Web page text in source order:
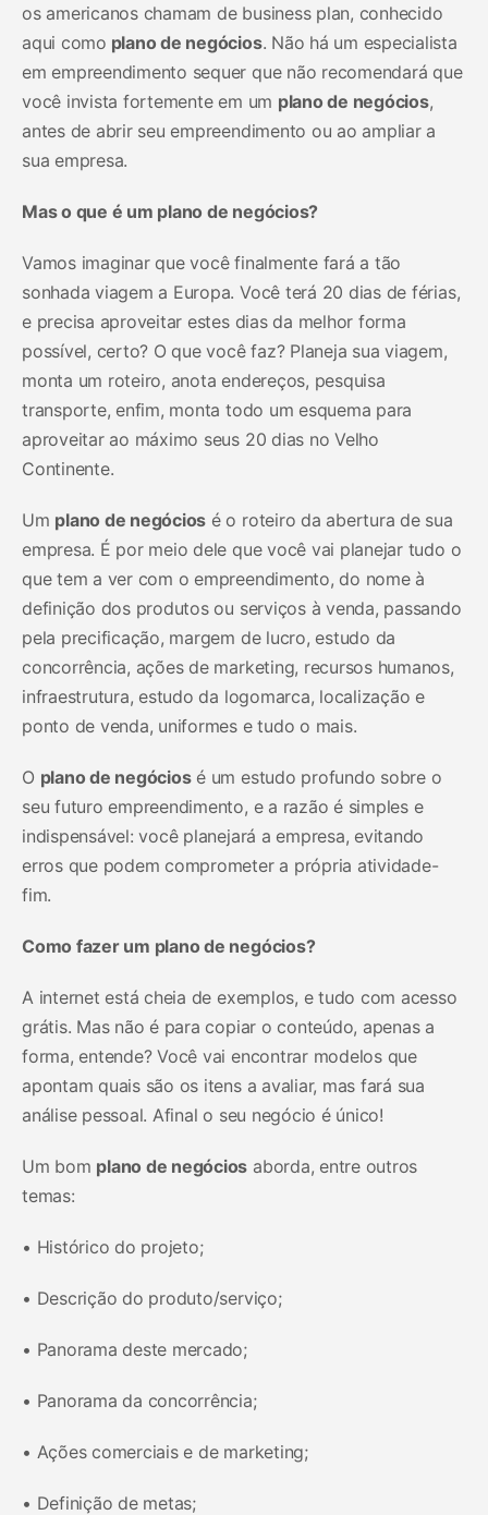
os americanos chamam de business plan, conhecido
aqui como plano de negócios. Não há um especialista
em empreendimento sequer que não recomendará que
você invista fortemente em um plano de negócios,
antes de abrir seu empreendimento ou ao ampliar a
sua empresa.
Mas o que é um plano de negócios?
Vamos imaginar que você finalmente fará a tão
sonhada viagem a Europa. Você terá 20 dias de férias,
e precisa aproveitar estes dias da melhor forma
possível, certo? O que você faz? Planeja sua viagem,
monta um roteiro, anota endereços, pesquisa
transporte, enfim, monta todo um esquema para
aproveitar ao máximo seus 20 dias no Velho
Continente.
Um plano de negócios é o roteiro da abertura de sua
empresa. É por meio dele que você vai planejar tudo o
que tem a ver com o empreendimento, do nome à
definição dos produtos ou serviços à venda, passando
pela precificação, margem de lucro, estudo da
concorrência, ações de marketing, recursos humanos,
infraestrutura, estudo da logomarca, localização e
ponto de venda, uniformes e tudo o mais.
O plano de negóciosé um estudo profundo sobre o
seu futuro empreendimento, e a razão é simples e
indispensável: você planejará a empresa, evitando
erros que podem comprometer a própria atividade-
fim.
Como fazer um plano de negócios?
A internet está cheia de exemplos, e tudo com acesso
grátis. Mas não é para copiar o conteúdo, apenas a
forma, entende? Você vai encontrar modelos que
apontam quais são os itens a avaliar, mas fará sua
análise pessoal. Afinal o seu negócio é único!
Um bom plano de negócios aborda, entre outros
temas:
• Histórico do projeto;
• Descrição do produto/serviço;
• Panorama deste mercado;
• Panorama da concorrência;
• Ações comerciais e de marketing;
• Definição de metas;